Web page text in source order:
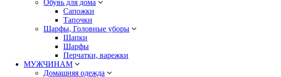
Обувь для дома
Сапожки
Тапочки
Шарфы, Головные уборы
Шапки
Шарфы
Перчатки, варежки
МУЖЧИНАМ
Домашняя одежда